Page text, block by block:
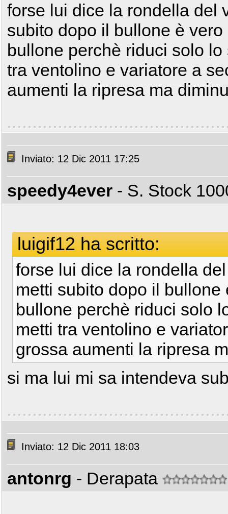
forse lui dice la rondella del
subito dopo il bullone è
bullone perchè riduci solo
tra ventolino e variatore a
aumenti la ripresa ma
Inviato: 12 Dic 2011 17:25
speedy4ever - S. Stock
luigif12 ha scritto:
forse lui dice la rondella
metti subito dopo il
bullone perchè riduci solo
metti tra ventolino e
grossa aumenti la ripresa
si ma lui mi sa intendeva
Inviato: 12 Dic 2011 18:03
antonrg - Derapata